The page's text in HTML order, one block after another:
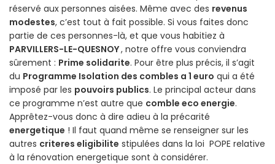
réservé aux personnes aisées. Même avec des revenus
modestes, c’est tout à fait possible. Si vous faites donc
partie de ces personnes-là, et que vous habitiez à
PARVILLERS-LE-QUESNOY, notre offre vous conviendra
sûrement : Prime solidarite. Pour être plus précis, il s’agit
du Programme Isolation des combles a 1 euro qui a été
imposé par les pouvoirs publics. Le principal acteur dans
ce programme n’est autre que comble eco energie.
Apprêtez-vous donc à dire adieu à la précarité
energetique ! Il faut quand même se renseigner sur les
autres criteres eligibilite stipulées dans la loi POPE relative
à la rénovation energetique sont à considérer.